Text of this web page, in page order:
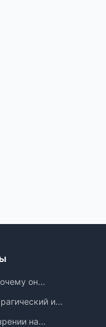
он...
и...
на...